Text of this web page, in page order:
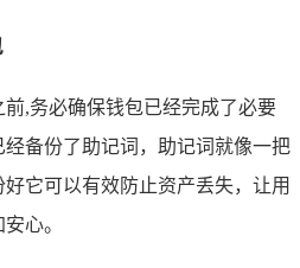
,务必确保钱包已经完成了必要
备份了助记词，助记词就像一把
它可以有效防止资产丢失，让用
心。